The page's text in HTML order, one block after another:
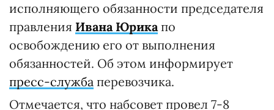
исполняющего обязанности председателя
правления Ивана Юрикапо
освобождению его от выполнения
обязанностей. Об этом информирует
пресс-служба перевозчика.
Отмечается, что набсовет провел 7-8